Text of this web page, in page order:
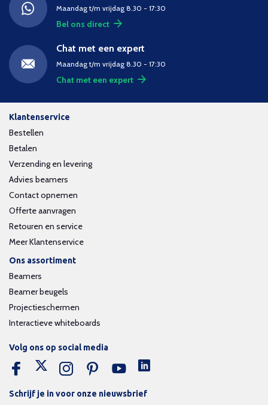
Maandag t/m vrijdag 8.30 - 17:30
Bel ons direct
Chat met een expert
Maandag t/m vrijdag 8.30 - 17:30
Chat met een expert
Klantenservice
Bestellen
Betalen
Verzending en levering
Advies beamers
Contact opnemen
Offerte aanvragen
Retouren en service
Meer Klantenservice
Ons assortiment
Beamers
Beamer beugels
Projectieschermen
Interactieve whiteboards
Schrijf je in voor onze nieuwsbrief
Volg ons op social media